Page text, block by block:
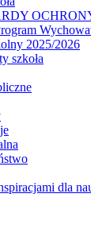
2025/2026
szkoła
dla